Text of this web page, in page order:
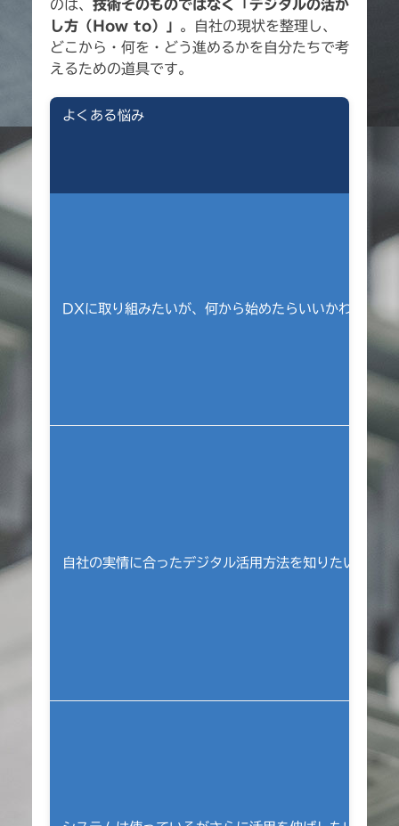
のは、 技術そのものではなく「デジタルの活か
し方（How to）」 。自社の現状を整理し、
どこから・何を・どう進めるかを自分たちで考
えるための道具です。
よくある悩み
DXに取り組みたいが、何から始めたらいいかわからな
自社の実情に合ったデジタル活用方法を知りたい